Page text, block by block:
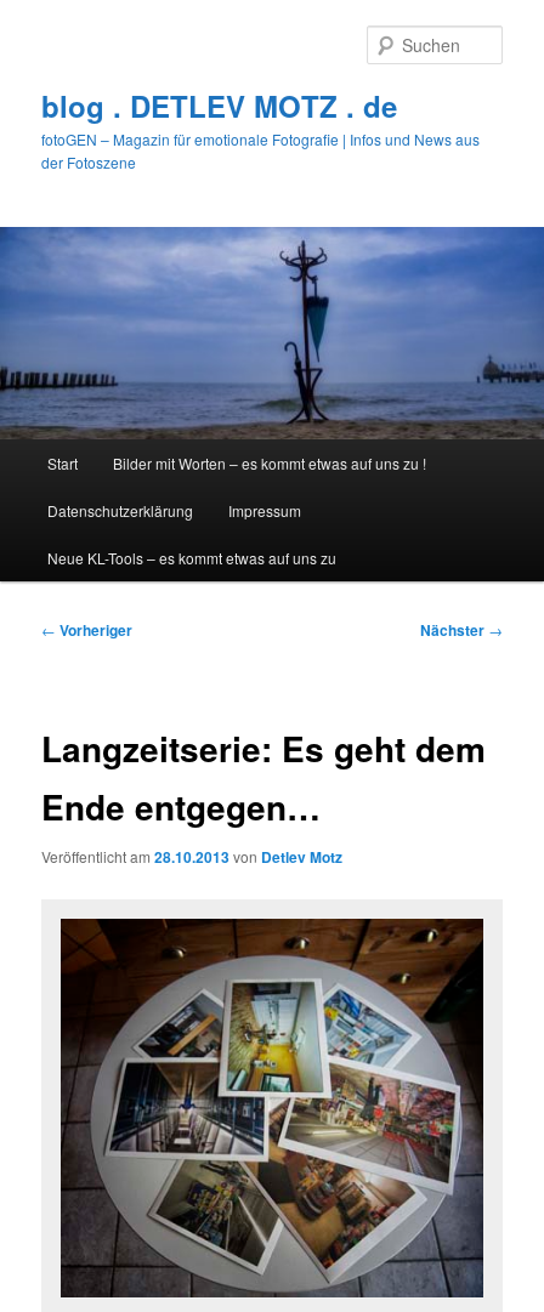
blog . DETLEV MOTZ . de
fotoGEN – Magazin für emotionale Fotografie | Infos und News aus
der Fotoszene
Start Bilder mit Worten – es kommt etwas auf uns zu !
Datenschutzerklärung Impressum
Neue KL-Tools – es kommt etwas auf uns zu
Beitragsnavigation
← Vorheriger Nächster →
Langzeitserie: Es geht dem
Ende entgegen…
Veröffentlicht am28.10.2013von Detlev Motz